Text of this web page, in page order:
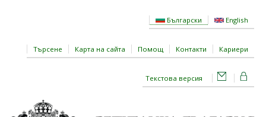
Български English
Търсене Карта на сайта Помощ Контакти Кариери
Текстова версия